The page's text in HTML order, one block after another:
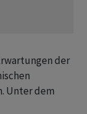
der
Unter dem